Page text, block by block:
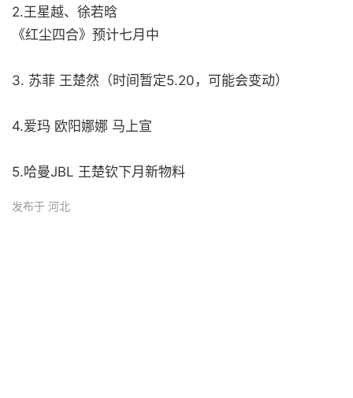
2.王星越、徐若晗
《红尘四合》预计七月中 ​​​
3. 苏菲 王楚然（时间暂定5.20，可能会变动）
4.爱玛 欧阳娜娜 马上宣 ​​​
5.哈曼JBL 王楚钦下月新物料 ​​​
发布于 河北